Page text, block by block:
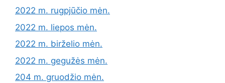
2022 m. rugpjūčio mėn.
2022 m. liepos mėn.
2022 m. birželio mėn.
2022 m. gegužės mėn.
204 m. gruodžio mėn.